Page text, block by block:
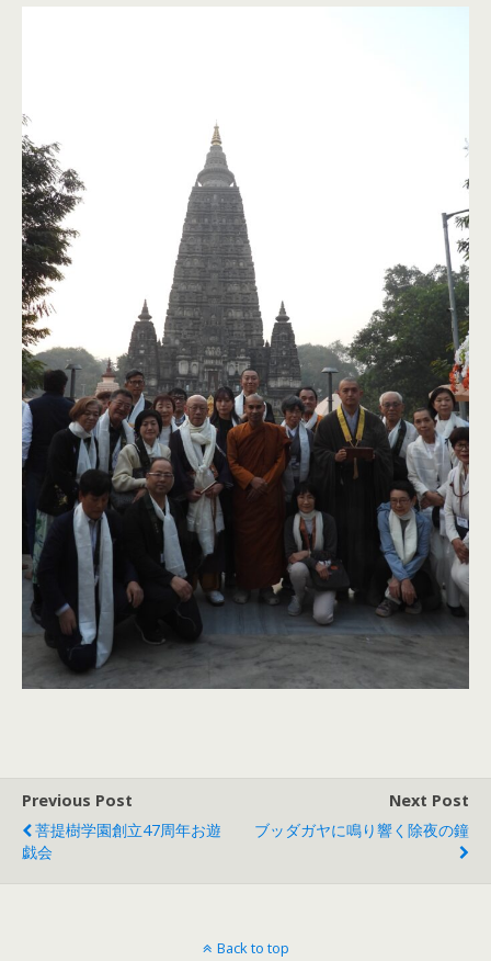
Previous Post
菩提樹学園創立47周年お遊
戯会
Next Post
ブッダガヤに鳴り響く除夜の鐘
Back to top